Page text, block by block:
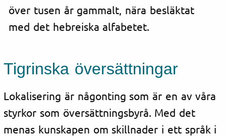
över tusen år gammalt, nära besläktat
med det hebreiska alfabetet.
Tigrinska översättningar
Lokalisering är någonting som är en av våra
styrkor som översättningsbyrå. Med det
menas kunskapen om skillnader i ett språk i